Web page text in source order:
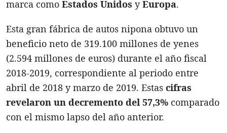
marca como Estados Unidos yEuropa.
Esta gran fábrica de autos nipona obtuvo un
beneficio neto de 319.100 millones de yenes
(2.594 millones de euros) durante el año fiscal
2018-2019, correspondiente al periodo entre
abril de 2018 y marzo de 2019. Estas cifras
revelaron un decremento del 57,3% comparado
con el mismo lapso del año anterior.